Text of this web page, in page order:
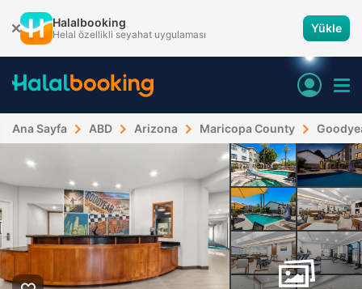
Halalbooking
Helal özellikli seyahat uygulaması Yükle
Ana Sayfa ABD Arizona Maricopa County